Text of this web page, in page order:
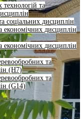
та
соціальних дисциплін
економічних дисциплін
економічних дисциплін
та
(H7)
та
(G14)